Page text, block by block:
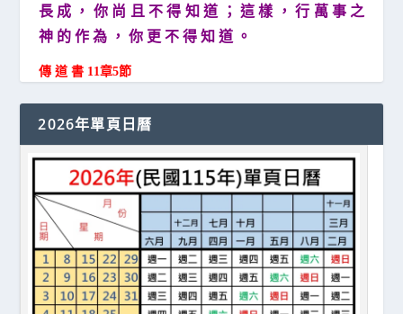
長 成 ， 你 尚 且 不 得 知 道 ； 這 樣 ， 行 萬 事 之
神 的 作 為 ， 你 更 不 得 知 道 。
傳 道 書 11章5節
2026年單頁日曆